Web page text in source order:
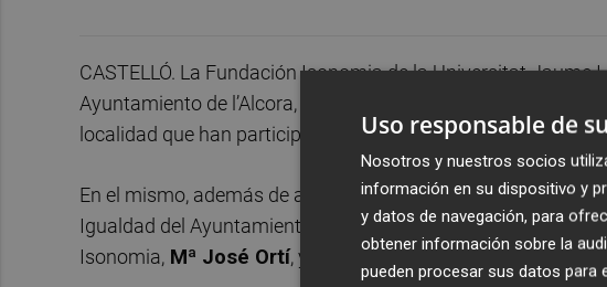
CASTELLÓ. La Fundación Isonomia de la Universitat Jaume
Ayuntamiento de l’Alcora, ha organizado un acto para la
localidad que han participado en la edición 2019 del curso
En el mismo, además de algunas de las mujeres que se
Igualdad del Ayuntamiento de l’Alcora,Tica Pons, la
Isonomia, Mª José Ortí, y la agente de igualdad de la
Uso responsable de
Nosotros y nuestros socios
información en su dispositivo y
y datos de navegación, para
obtener información sobre la
pueden procesar sus datos para